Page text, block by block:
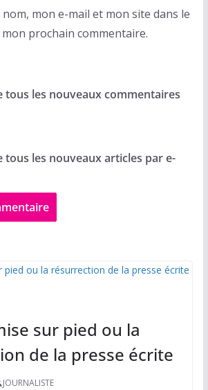
mon e-mail et mon site dans le
prochain commentaire.
tous les nouveaux commentaires
tous les nouveaux articles par e-
sur pied ou la
de la presse écrite
JOURNALISTE